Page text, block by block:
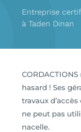
Entreprise
à Taden Dinan
hasard ! Ses
travaux
ne peut pas
nacelle.